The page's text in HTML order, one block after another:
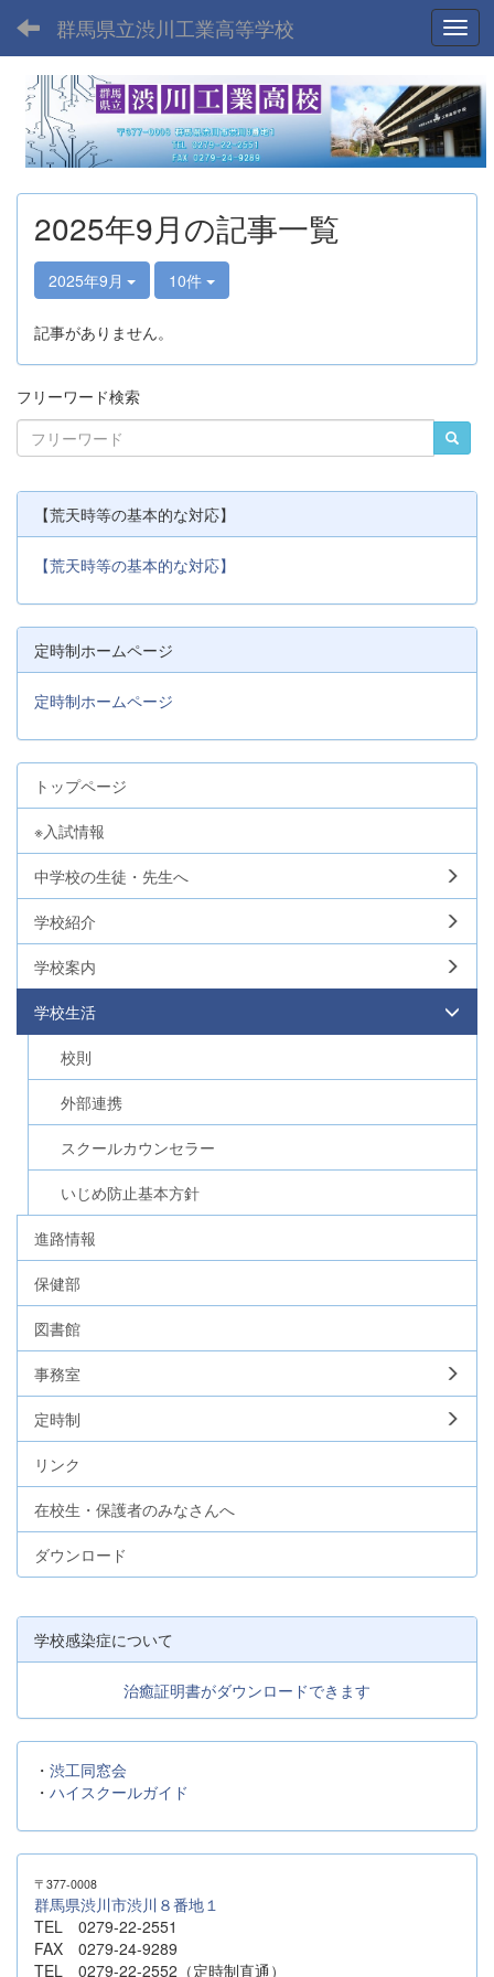
群馬県立渋川工業高等学校
2025年9月の記事一覧
2025年9月 10件
記事がありません。
フリーワード検索
【荒天時等の基本的な対応】
【荒天時等の基本的な対応】
定時制ホームページ
定時制ホームページ
トップページ
※入試情報
中学校の生徒・先生へ
学校紹介
学校案内
学校生活
校則
外部連携
スクールカウンセラー
いじめ防止基本方針
進路情報
保健部
図書館
事務室
定時制
リンク
在校生・保護者のみなさんへ
ダウンロード
学校感染症について
治癒証明書がダウンロードできます
・ 渋工同窓会
・ ハイスクールガイド
〒377-0008
群馬県渋川市渋川８番地１
TEL 0279-22-2551
FAX 0279-24-9289
TEL 0279-22-2552（定時制直通）